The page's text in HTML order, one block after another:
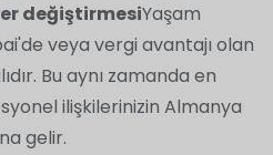
değiştirmesiYaşam
veya vergi avantajı olan
Bu aynı zamanda en
ilişkilerinizin Almanya
gelir.